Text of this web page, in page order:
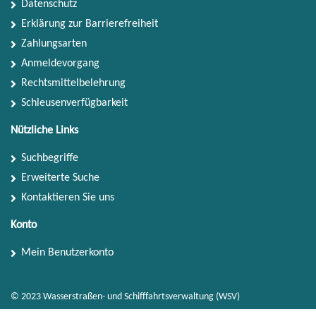
Datenschutz
Erklärung zur Barrierefreiheit
Zahlungsarten
Anmeldevorgang
Rechtsmittelbelehrung
Schleusenverfügbarkeit
Nützliche Links
Suchbegriffe
Erweiterte Suche
Kontaktieren Sie uns
Konto
Mein Benutzerkonto
© 2023 Wasserstraßen- und Schifffahrtsverwaltung (WSV)